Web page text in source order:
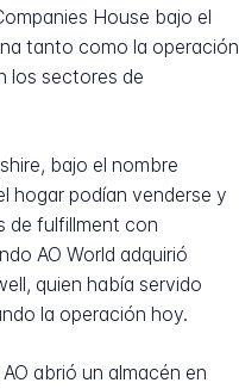
House bajo el
tanto como la operación
los sectores de
bajo el nombre
hogar podían venderse y
de fulfillment con
AO World adquirió
quien había servido
la operación hoy.
abrió un almacén en